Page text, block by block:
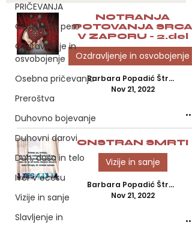
PRIČEVANJA
Gostujoče pero
Ozdravljenje in
osvobojenje
Osebna pričevanja
Preroštva
Duhovno bojevanje
Duhovni darovi
Duh, duša in telo
Iver v očesu
Vizije in sanje
Slavljenje in
NOTRANJA
POTOVANJA SRCA
V ZAPORU - 2.del
Ozdravljenje in osvobojenje
Barbara Popadić Štravs, M.Sc.
Nov 21, 2022
ONSTRAN SMRTI
Vizije in sanje
Barbara Popadić Štravs, M.Sc.
Nov 21, 2022